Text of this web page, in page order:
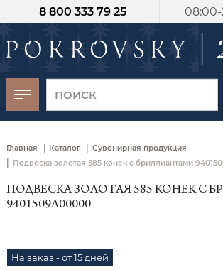
8 800 333 79 25
Главная | Каталог | Сувенирная продукция
| Подвеска золотая 585 конек с бриллиантами
ПОДВЕСКА ЗОЛОТАЯ 585 КОНЕК С
9401509Л00000
На заказ - от 15 дней
-30%
от 15 дней с
момента оплаты